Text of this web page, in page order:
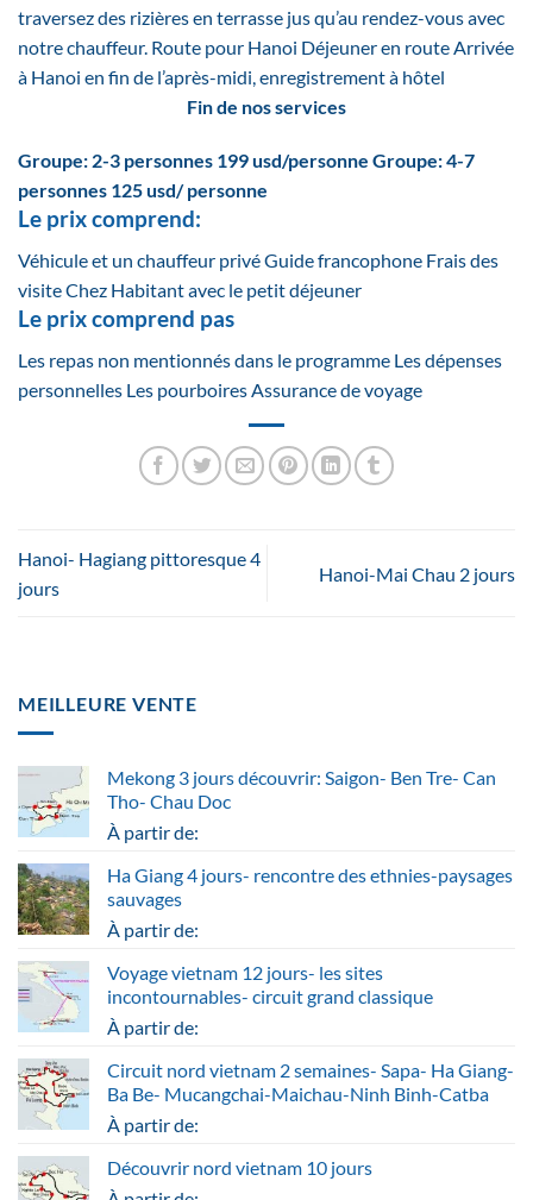
traversez des rizières en terrasse jus qu’au rendez-vous avec
notre chauffeur. Route pour Hanoi Déjeuner en route Arrivée
à Hanoi en fin de l’après-midi, enregistrement à hôtel
Fin de nos services
Groupe: 2-3 personnes 199 usd/personne Groupe: 4-7
personnes 125 usd/ personne
Le prix comprend:
Véhicule et un chauffeur privé Guide francophone Frais des
visite Chez Habitant avec le petit déjeuner
Le prix comprend pas
Les repas non mentionnés dans le programme Les dépenses
personnelles Les pourboires Assurance de voyage
Hanoi- Hagiang pittoresque 4
jours
Hanoi-Mai Chau 2 jours
MEILLEURE VENTE
Mekong 3 jours découvrir: Saigon- Ben Tre- Can
Tho- Chau Doc
À partir de:
Ha Giang 4 jours- rencontre des ethnies-paysages
sauvages
À partir de:
Voyage vietnam 12 jours- les sites
incontournables- circuit grand classique
À partir de:
Circuit nord vietnam 2 semaines- Sapa- Ha Giang-
Ba Be- Mucangchai-Maichau-Ninh Binh-Catba
À partir de:
Découvrir nord vietnam 10 jours